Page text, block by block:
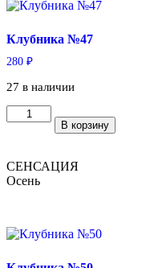
Клубника №47
280 ₽
27 в наличии
Количество
товара
В корзину
СЕНСАЦИЯ
Осень